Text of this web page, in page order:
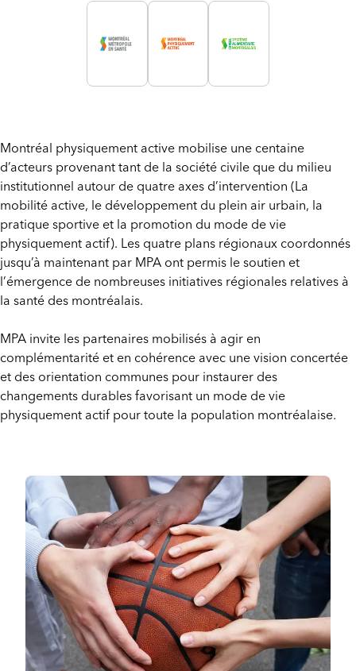
Montréal physiquement active mobilise une centaine
d’acteurs provenant tant de la société civile que du milieu
institutionnel autour de quatre axes d’intervention (La
mobilité active, le développement du plein air urbain, la
pratique sportive et la promotion du mode de vie
physiquement actif). Les quatre plans régionaux coordonnés
jusqu’à maintenant par MPA ont permis le soutien et
l’émergence de nombreuses initiatives régionales relatives à
la santé des montréalais.
MPA invite les partenaires mobilisés à agir en
complémentarité et en cohérence avec une vision concertée
et des orientation communes pour instaurer des
changements durables favorisant un mode de vie
physiquement actif pour toute la population montréalaise.